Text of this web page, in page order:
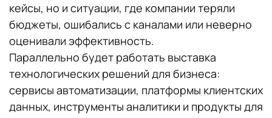
кейсы, но и ситуации, где компании теряли
бюджеты, ошибались с каналами или неверно
оценивали эффективность.
Параллельно будет работать выставка
технологических решений для бизнеса:
сервисы автоматизации, платформы клиентских
данных, инструменты аналитики и продукты для